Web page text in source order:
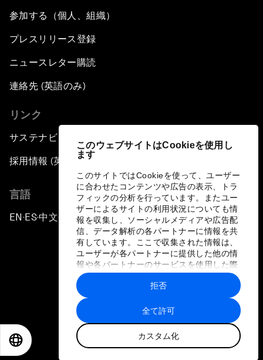
このウェブサイトはCookieを使用し
ます
このサイトではCookieを使って、ユーザー
に合わせたコンテンツや広告の表示、トラ
フィックの分析を行っています。またユー
ザーによるサイトの利用状況についても情
報を収集し、ソーシャルメディアや広告配
信、データ解析の各パートナーに情報を共
有しています。ここで収集された情報は、
ユーザーが各パートナーに提供した他の情
報や各パートナーのサービスを使用した際
に収集された情報と組み合わされ、各パー
トナーによって使用されることがありま
す。
全て許可
カスタム化
拒否
参加する（個人、組織）
プレスリリース登録
ニュースレター購読
連絡先 (英語のみ)
リンク
サステナビリティへの取り組み
採用情報 (英語のみ)
言語
EN ▪ES▪中文▪ 日本語
プライバシーポリシーと利用規約
サイトマップ
©
世界経済フォーラム